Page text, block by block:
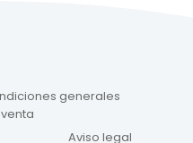
generales
Aviso legal